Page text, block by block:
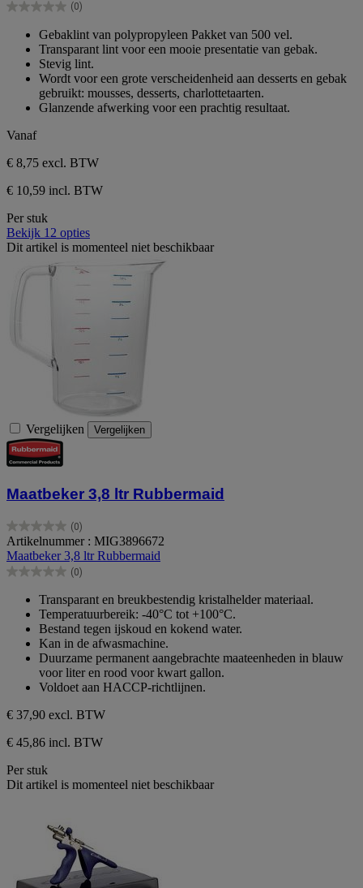
5
(0)
0.0
sterren.
Gebaklint van polypropyleen Pakket van 500 vel.
Transparant lint voor een mooie presentatie van gebak.
Stevig lint.
Wordt voor een grote verscheidenheid aan desserts en gebak
gebruikt: mousses, desserts, charlottetaarten.
Glanzende afwerking voor een prachtig resultaat.
Vanaf
€ 8,75 excl. BTW
€ 10,59 incl. BTW
Per stuk
Bekijk 12 opties
Dit artikel is momenteel niet beschikbaar
Vergelijken Vergelijken
Maatbeker 3,8 ltr Rubbermaid
(0)
0.0
van
de
5
Artikelnummer : MIG3896672
Maatbeker 3,8 ltr Rubbermaid
(0)
0.0
sterren.
Transparant en breukbestendig kristalhelder materiaal.
Temperatuurbereik: -40°C tot +100°C.
Bestand tegen ijskoud en kokend water.
Kan in de afwasmachine.
Duurzame permanent aangebrachte maateenheden in blauw
voor liter en rood voor kwart gallon.
Voldoet aan HACCP-richtlijnen.
€ 37,90 excl. BTW
€ 45,86 incl. BTW
Per stuk
Dit artikel is momenteel niet beschikbaar